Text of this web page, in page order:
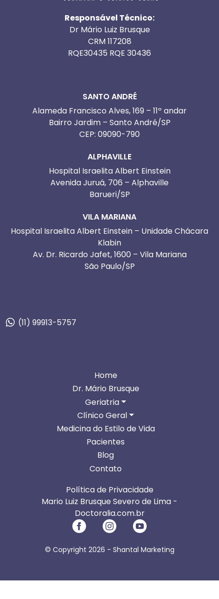
Responsável Técnico:
Dr Mário Luiz Brusque
CRM 117208
RQE30435 RQE 30436
SANTO ANDRÉ
Alameda Francisco Alves, 169 – 11º andar
Bairro Jardim – Santo André/SP
CEP: 09090-790
ALPHAVILLE
Hospital Israelita Albert Einstein
Avenida Juruá, 706 – Alphaville
Barueri/SP
VILA MARIANA
Hospital Israelita Albert Einstein – Unidade Chácara
Klabin
Av. Dr. Ricardo Jafet, 1600 – Vila Mariana
São Paulo/SP
(11) 99913-5757
Home
Dr. Mário Brusque
Geriatria
Clínico Geral
Medicina do Estilo de Vida
Pacientes
Blog
Contato
Política de Privacidade
Mario Luiz Brusque Severo de Lima -
Doctoralia.com.br
© Copyright 2026 - Shantal Marketing